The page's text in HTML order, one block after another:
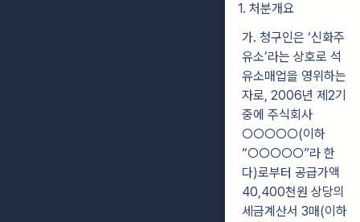
1. 처분개요
가. 청구인은 ‘신화주
유소’라는 상호로 석
유소매업을 영위하는
자로, 2006년 제2기
중에 주식회사
○○○○○(이하
“○○○○○”라 한
다)로부터 공급가액
40,400천원 상당의
세금계산서 3매(이하